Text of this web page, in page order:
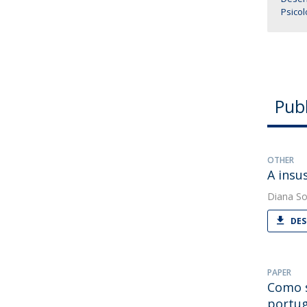
OTHER
A
Diana
PAPER
Como